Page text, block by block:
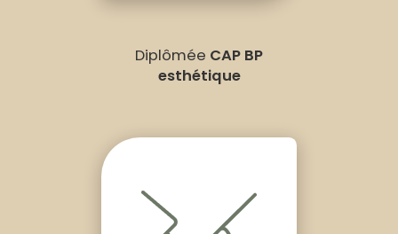
Diplômée CAP BP
esthétique